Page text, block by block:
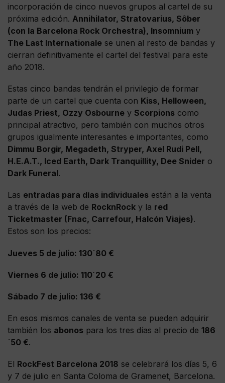
incorporación de cinco nuevos grupos al cartel de su
próxima edición. Annihilator, Stratovarius, Sôber
(con la Barcelona Rock Orchestra), Insomnium y
The Last Internationale se unen al resto de bandas y
cierran definitivamente el cartel del festival para este
año 2018.
Estas cinco bandas tendrán el privilegio de formar
parte de un cartel que cuenta con Kiss, Helloween,
Judas Priest, Ozzy Osbourne y Scorpions como
principal atractivo, pero también con muchos otros
grupos igualmente interesantes e importantes, como
Dimmu Borgir, Megadeth, Stryper, Axel Rudi Pell,
H.E.A.T., Iced Earth, Dark Tranquillity, Dee Snider o
Dark Funeral.
Las entradas para días individuales están a la venta
a través de la web de RocknRock y la red
Ticketmaster (Fnac, Carrefour, Halcón Viajes).
Estos son los precios:
Jueves 5 de julio: 130´80 €
Viernes 6 de julio: 110´20 €
Sábado 7 de julio: 136 €
En esos mismos canales de venta se pueden adquirir
también los abonos para los tres días al precio de 186
´50 €.
El RockFest Barcelona 2018 se celebrará los días 5, 6
y 7 de julio en Santa Coloma de Gramenet, Barcelona.